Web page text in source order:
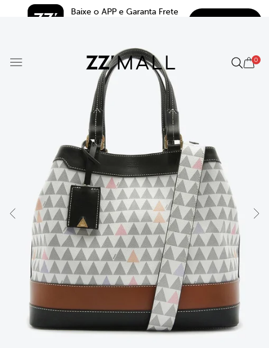
Baixe o APP e Garanta Frete
0